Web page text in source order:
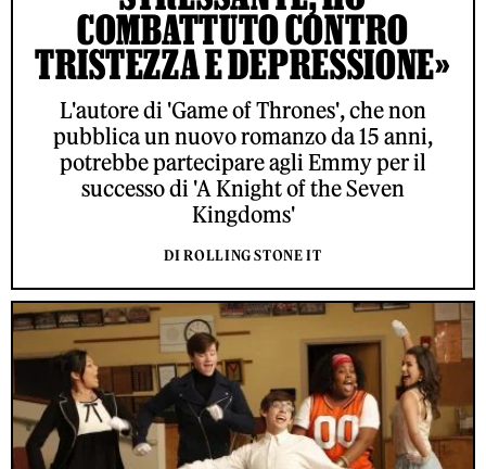
COMBATTUTO CONTRO
TRISTEZZA E DEPRESSIONE»
L'autore di 'Game of Thrones', che non
pubblica un nuovo romanzo da 15 anni,
potrebbe partecipare agli Emmy per il
successo di 'A Knight of the Seven
Kingdoms'
DI ROLLING STONE IT